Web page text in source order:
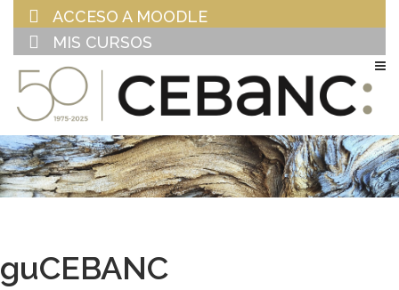
ACCESO A MOODLE
MIS CURSOS
EU ES
guCEBANC